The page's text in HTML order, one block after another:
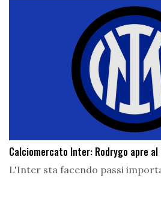
Calciomercato Inter: Rodrygo apre
L'Inter sta facendo passi